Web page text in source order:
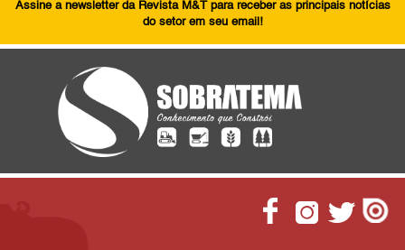
Assine a newsletter da Revista M&T para receber as principais notícias
do setor em seu email!